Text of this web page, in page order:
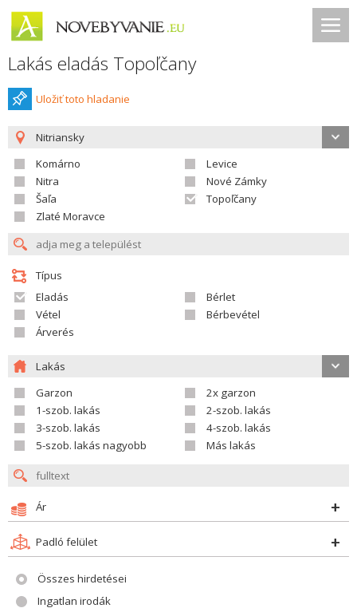
Lakás eladás Topoľčany
Uložiť toto hladanie
Nitriansky
Komárno
Levice
Nitra
Nové Zámky
Šaľa
Topoľčany
Zlaté Moravce
Típus
Eladás
Bérlet
Vétel
Bérbevétel
Árverés
Lakás
Garzon
2x garzon
1-szob. lakás
2-szob. lakás
3-szob. lakás
4-szob. lakás
5-szob. lakás nagyobb
Más lakás
Ár
Padló felület
Összes hirdetései
Ingatlan irodák